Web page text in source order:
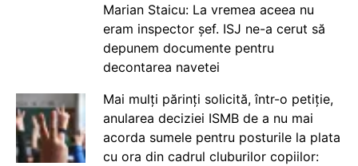
Marian Staicu: La vremea aceea nu
eram inspector șef. ISJ ne-a cerut să
depunem documente pentru
decontarea navetei
Mai mulți părinți solicită, într-o petiție,
anularea deciziei ISMB de a nu mai
acorda sumele pentru posturile la plata
cu ora din cadrul cluburilor copiilor: